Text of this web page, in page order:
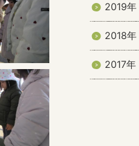
2019年
2018年
2017年